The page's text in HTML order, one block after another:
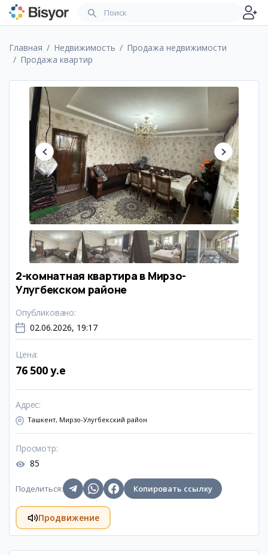
Главная Недвижимость
Продажа недвижимости
Продажа квартир
2-комнатная квартира в Мирзо-
Улугбекском районе
Опубликовано:
02.06.2026, 19:17
Цена:
76 500 y.e
Адрес:
Ташкент, Мирзо-Улугбекский район
Просмотр:
85
Поделиться: Копировать ссылку
Продвижение